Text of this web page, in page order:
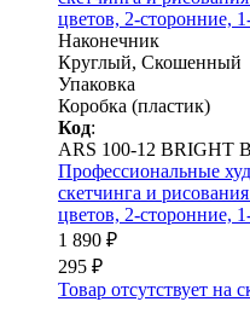
Наконечник
Круглый, Скошенный
Упаковка
Коробка (пластик)
Код:
ARS 100-12 BRIGHT
Профессиональные
скетчинга и
цветов, 2-сторонние,
1 890 ₽
295 ₽
Товар отсутствует на